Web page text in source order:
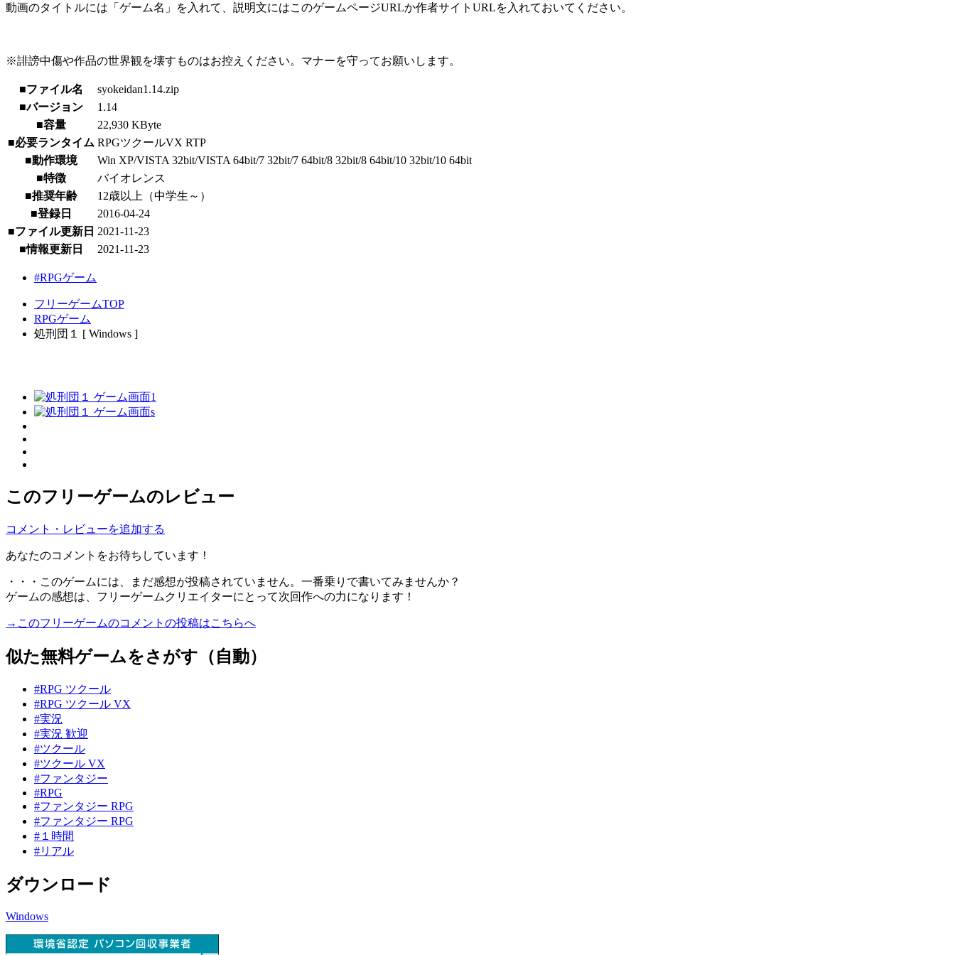
動画のタイトルには「ゲーム名」を入れて、説明文にはこのゲームページURLか作者サイトURLを入れておいてください。
※誹謗中傷や作品の世界観を壊すものはお控えください。マナーを守ってお願いします。
■ファイル名
syokeidan1.14.zip
■バージョン
1.14
■容量
22,930 KByte
■必要ランタイム RPGツクールVX RTP
■動作環境
Win XP/VISTA 32bit/VISTA 64bit/7 32bit/7 64bit/8 32bit/8 64bit/10 32bit/10 64bit
■特徴
バイオレンス
■推奨年齢
12歳以上（中学生～）
■登録日
2016-04-24
■ファイル更新日 2021-11-23
■情報更新日
2021-11-23
#RPGゲーム
フリーゲームTOP
RPGゲーム
処刑団１ [ Windows ]
このフリーゲームのレビュー
コメント・レビューを追加する
あなたのコメントをお待ちしています！
・・・このゲームには、まだ感想が投稿されていません。一番乗りで書いてみませんか？
ゲームの感想は、フリーゲームクリエイターにとって次回作への力になります！
→このフリーゲームのコメントの投稿はこちらへ
似た無料ゲームをさがす（自動）
#RPG ツクール
#RPG ツクール VX
#実況
#実況 歓迎
#ツクール
#ツクール VX
#ファンタジー
#RPG
#ファンタジー RPG
#ファンタジー RPG
#１時間
#リアル
ダウンロード
Windows